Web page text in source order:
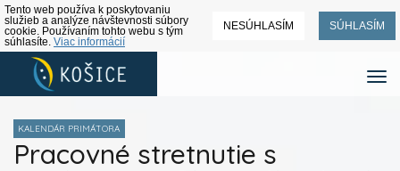
Tento web používa k poskytovaniu
služieb a analýze návštevnosti súbory
cookie. Používaním tohto webu s tým
súhlasíte. Viac informácií
NESÚHLASÍM SÚHLASÍM
KALENDÁR PRIMÁTORA
Pracovné stretnutie s